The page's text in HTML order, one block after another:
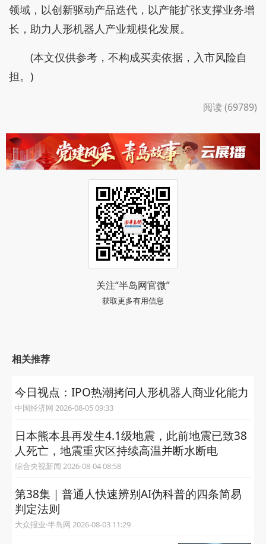
领域，以创新驱动产品迭代，以产能扩张支撑业务增
长，助力人形机器人产业规模化发展。
(本文仅供参考，不构成买卖依据，入市风险自
担。)
阅读 (69789)
关注“半岛网官微”
获取更多有用信息
相关推荐
今日视点：IPO热潮拷问人形机器人商业化能力
中国经济网 2026-08-05 09:33
日本熊本县再发生4.1级地震，此前地震已致38
人死亡，地震重灾区持续高温并断水断电
综合央视新闻 2026-08-04 08:58
第38集｜普通人快速辨别AI伪科普的四条简易
判定法则
大众报业·半岛网 2026-08-03 11:29